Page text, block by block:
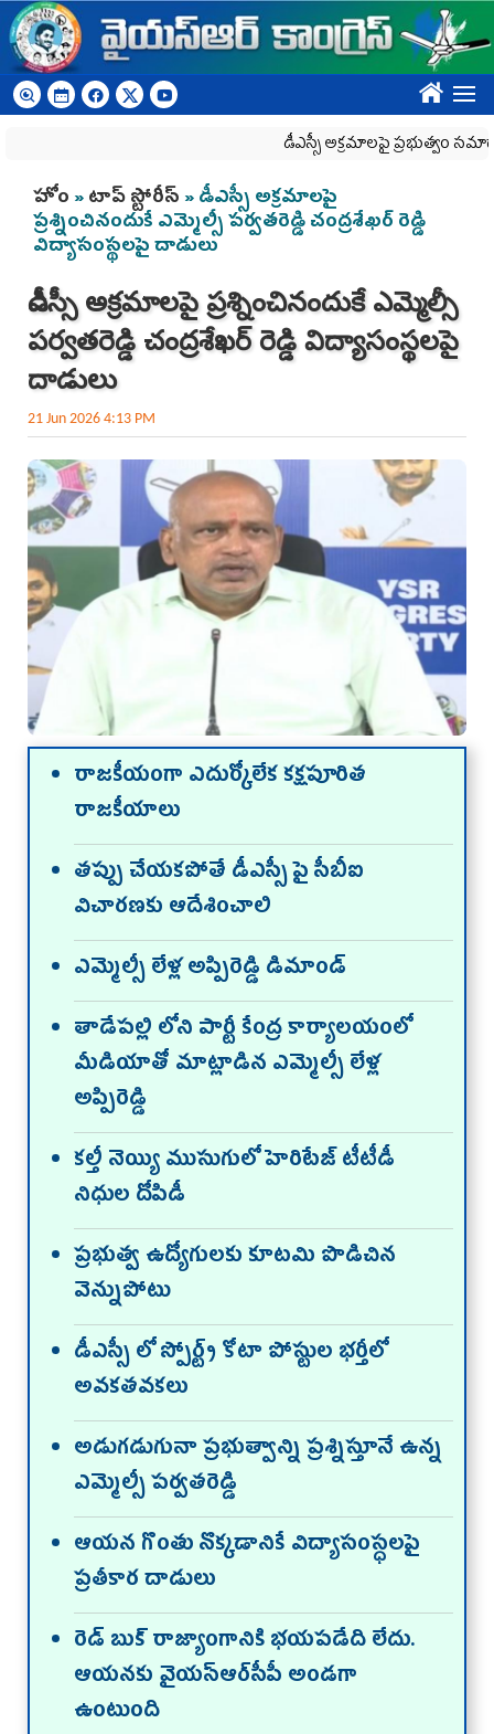
Skip to main content
????
డీఎస్సీ అక్రమాలపై ప్రభుత్వం సమాధానం
You are here
హోం »టాప్ స్టోరీస్ » డీఎస్సీ అక్ర‌మాల‌పై
ప్ర‌శ్నించినందుకే ఎమ్మెల్సీ ప‌ర్వ‌త‌రెడ్డి చంద్ర‌శేఖ‌ర్ రెడ్డి
విద్యాసంస్థ‌ల‌పై దాడులు
డీఎస్సీ అక్ర‌మాల‌పై ప్ర‌శ్నించినందుకే ఎమ్మెల్సీ
ప‌ర్వ‌త‌రెడ్డి చంద్ర‌శేఖ‌ర్ రెడ్డి విద్యాసంస్థ‌ల‌పై
దాడులు
21 Jun 2026 4:13 PM
రాజ‌కీయంగా ఎదుర్కోలేక క‌క్ష‌పూరిత
రాజ‌కీయాలు
త‌ప్పు చేయ‌క‌పోతే డీఎస్సీ పై సీబీఐ
విచార‌ణ‌కు ఆదేశించాలి
ఎమ్మెల్సీ లేళ్ల అప్పిరెడ్డి డిమాండ్‌
తాడేప‌ల్లి లోని పార్టీ కేంద్ర కార్యాల‌యంలో
మీడియాతో మాట్లాడిన ఎమ్మెల్సీ లేళ్ల
అప్పిరెడ్డి
క‌ల్తీ నెయ్యి ముసుగులో హెరిటేజ్ టీటీడీ
నిధుల దోపిడీ
ప్ర‌భుత్వ ఉద్యోగుల‌కు కూట‌మి పొడిచిన
వెన్నుపోటు
డీఎస్సీ లో స్పోర్ట్స్ కోటా పోస్టుల భ‌ర్తీలో
అవ‌క‌త‌వ‌క‌లు
అడుగ‌డుగునా ప్ర‌భుత్వాన్ని ప్ర‌శ్నిస్తూనే ఉన్న
ఎమ్మెల్సీ ప‌ర్వ‌త‌రెడ్డి
ఆయ‌న గొంతు నొక్క‌డానికే విద్యాసంస్ధ‌ల‌పై
ప్ర‌తీకార దాడులు
రెడ్ బుక్ రాజ్యాంగానికి భ‌య‌ప‌డేది లేదు.
ఆయ‌న‌కు వైయ‌స్ఆర్‌సీపీ అండగా
ఉంటుంది